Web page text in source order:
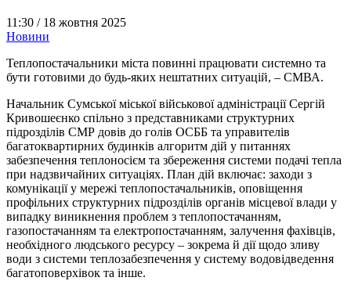
11:30 / 18 жовтня 2025
Новини
Теплопостачальники міста повинні працювати системно та
бути готовими до будь-яких нештатних ситуацій, – СМВА.
Начальник Сумської міської військової адміністрації Сергій
Кривошеєнко спільно з представниками структурних
підрозділів СМР довів до голів ОСББ та управителів
багатоквартирних будинків алгоритм дій у питаннях
забезпечення теплоносієм та збереження системи подачі тепла
при надзвичайних ситуаціях. План дій включає: заходи з
комунікації у мережі теплопостачальників, оповіщення
профільних структурних підрозділів органів місцевої влади у
випадку виникнення проблем з теплопостачанням,
газопостачанням та електропостачанням, залучення фахівців,
необхідного людського ресурсу – зокрема й дії щодо зливу
води з системи теплозабезпечення у систему водовідведення
багатоповерхівок та інше.